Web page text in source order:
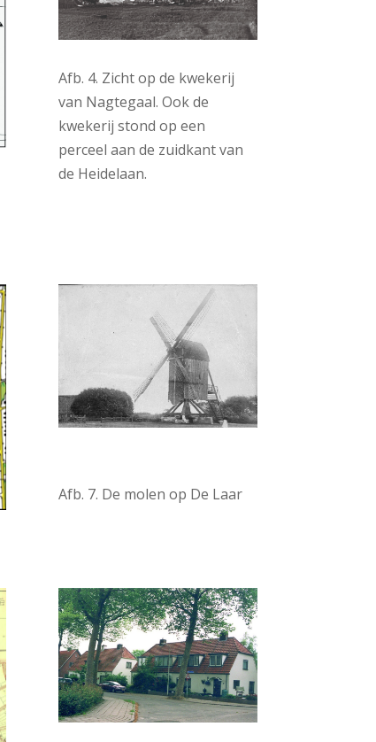
Afb. 4. Zicht op de kwekerij
van Nagtegaal. Ook de
kwekerij stond op een
perceel aan de zuidkant van
de Heidelaan.
Afb. 7. De molen op De Laar